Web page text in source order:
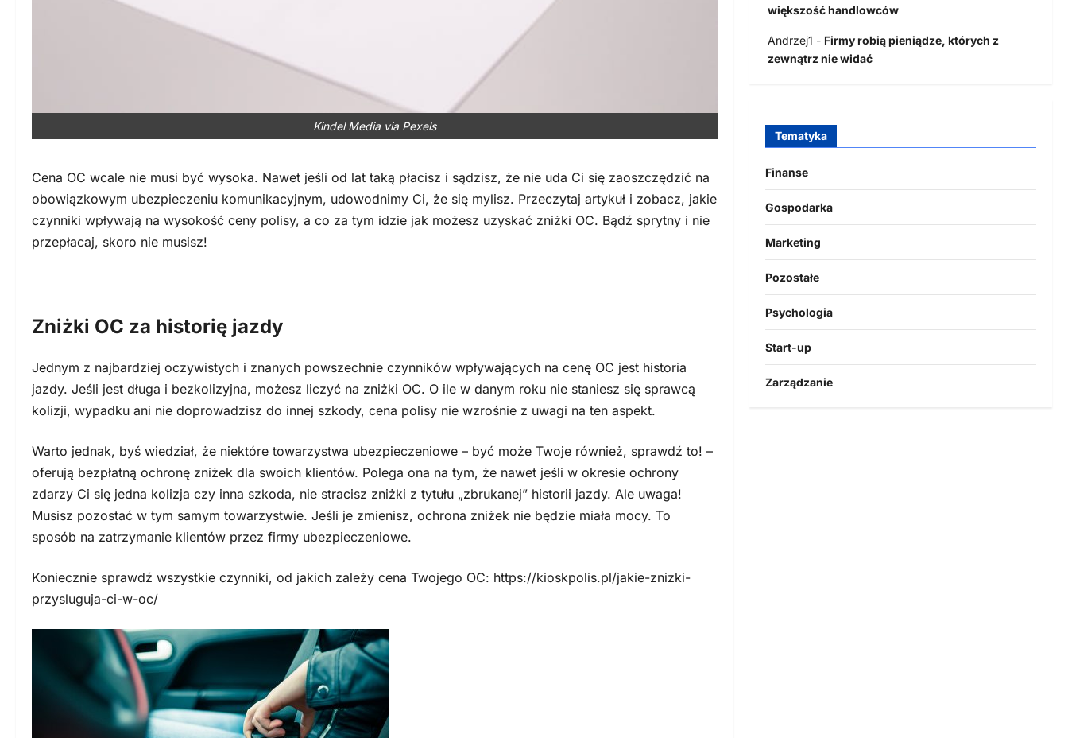
Kindel Media via Pexels
Cena OC wcale nie musi być wysoka. Nawet jeśli od lat taką płacisz i sądzisz, że nie uda Ci się zaoszczędzić na
obowiązkowym ubezpieczeniu komunikacyjnym, udowodnimy Ci, że się mylisz. Przeczytaj artykuł i zobacz, jakie
czynniki wpływają na wysokość ceny polisy, a co za tym idzie jak możesz uzyskać zniżki OC. Bądź sprytny i nie
przepłacaj, skoro nie musisz!
Zniżki OC za historię jazdy
Jednym z najbardziej oczywistych i znanych powszechnie czynników wpływających na cenę OC jest historia
jazdy. Jeśli jest długa i bezkolizyjna, możesz liczyć na zniżki OC. O ile w danym roku nie staniesz się sprawcą
kolizji, wypadku ani nie doprowadzisz do innej szkody, cena polisy nie wzrośnie z uwagi na ten aspekt.
Warto jednak, byś wiedział, że niektóre towarzystwa ubezpieczeniowe – być może Twoje również, sprawdź to! –
oferują bezpłatną ochronę zniżek dla swoich klientów. Polega ona na tym, że nawet jeśli w okresie ochrony
zdarzy Ci się jedna kolizja czy inna szkoda, nie stracisz zniżki z tytułu „zbrukanej” historii jazdy. Ale uwaga!
Musisz pozostać w tym samym towarzystwie. Jeśli je zmienisz, ochrona zniżek nie będzie miała mocy. To
sposób na zatrzymanie klientów przez firmy ubezpieczeniowe.
Koniecznie sprawdź wszystkie czynniki, od jakich zależy cena Twojego OC: https://kioskpolis.pl/jakie-znizki-
przysluguja-ci-w-oc/
większość handlowców
Andrzej1 - Firmy robią pieniądze, których z
zewnątrz nie widać
Tematyka
Finanse
Gospodarka
Marketing
Pozostałe
Psychologia
Start-up
Zarządzanie